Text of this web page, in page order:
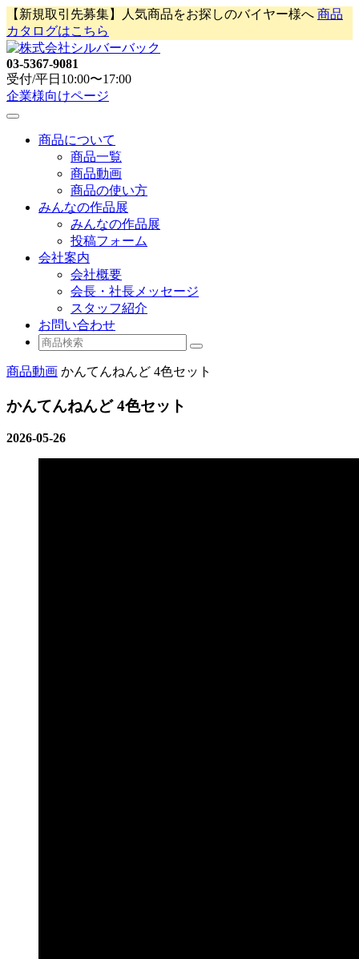
Skip
to
content
【新規取引先募集】人気商品をお探しのバイヤー様へ 商品
カタログはこちら
03-5367-9081
受付/平日10:00〜17:00
企業様向けページ
商品について
商品一覧
商品動画
商品の使い方
みんなの作品展
みんなの作品展
投稿フォーム
会社案内
会社概要
会長・社長メッセージ
スタッフ紹介
お問い合わせ
商品動画 かんてんねんど 4色セット
かんてんねんど 4色セット
2026-05-26